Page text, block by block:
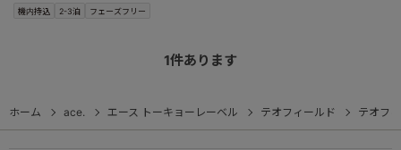
機内持込 2-3泊 フェーズフリー
1件あります
ホーム ace. エース トーキョーレーベル テオフィールド テオフ